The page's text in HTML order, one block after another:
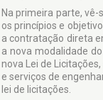
Na primeira parte,
os princípios e
a contratação direta
a nova modalidade
nova Lei de
e serviços de
lei de licitações.